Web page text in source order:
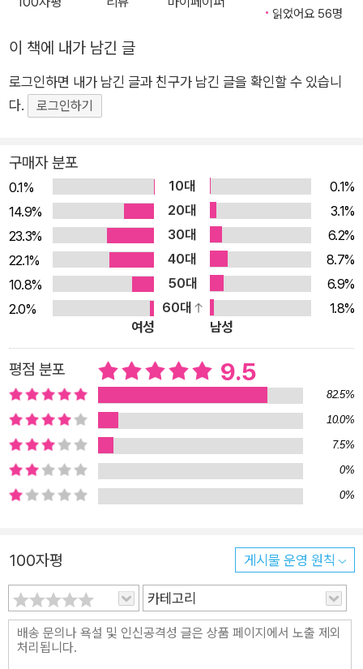
무력하게 무너지지 않는다. 끝내 학살당하지 않는다. 다시 일어선
털고서 함께 행진한다. 《젊은 근희의 행진》은 삶이라는 거대한
바다 위에 표류 중인 우리 모두를, 그리고 우리가 향해야 하는 길
을 비추는 시대의 등대 같은 작품으로 남을 것이다. 먼지 구름이
가라앉으면 보이는 우리의 얼굴은 저마다 다르게 생긴 사람들이
지. 자기 생각을 말하다가 상대를 다치게 하고, 자기도 다치는 사
람들이겠지. 차라리 입을 다물까. 집이든 몸이든 뭐든 그냥 다른
사람들이나 떠들라 하고 우리는 이렇게 아이처럼 장난이나 치며
살까. 하지만 자꾸 울고 싶은 일이 생기는 걸 어쩌나. 어떻게 막을
수가 있나. 시간이 흐르면 또 다른 사건이 우리 가슴에 유성처럼
떨어질 것이고, 그때마다 우리는 서로 소매가 엉킨 채로 함께 걸
어갈 것이다. _〈엉킨 소매〉에서 “한 가지는 알 것 같다. 근희의 행
진은 나의 행진과 명백히 다를 것이란 걸.” 이서수 소설의 특징은
인물 대부분이 주거 불안을 떠안고 있다는 점이다. 이는 비정상적
으로 값이 치솟는 부동산 시장을 둘러싼 시의적 담론의 성격을 띠
고 있기도 하지만 그것에 앞서 그 비정상이 이미 우리의 일상이
되어버렸다는 점에서 그 의미가 크다. 인간 생활의 기본 요소인
의식주 중에서도 가장 비용 부담이 큰 주거 공간. 서울이 고향인
사람에게도, 서울살이를 하러 상경한 사람에게도 ‘자가’ 없이 산
다는 건 밑 빠진 독에 물 붓기와 같다. 그렇게 어느 동네에도 뿌리
살아간다. 〈미조의 시대〉에는 아버지가 평생 모은 재산 5천만 원
으로 엄마와 함께 살 전셋집을 구하는 ‘미조’와 성인 웹툰 어시스
턴트로 일하다 스트레스성 원형탈모가 생긴 ‘수영 언니’가 등장하
고, 〈연희동의 밤〉에는 꿈을 포기하고 현실과 타협해 ‘내일채움족
쇄’를 찬 ‘나’와 끝내 영화를 포기하지 못하고 매일 망한 각본을
읽었어요 56명
이 책에 내가 남긴 글
로그인하면 내가 남긴 글과 친구가 남긴 글을 확인할 수 있습니
다.
로그인하기
구매자 분포
0.1% 10대
0.1%
14.9%
20대
3.1%
23.3%
30대
6.2%
22.1%
40대
8.7%
10.8%
50대
6.9%
2.0%
60대
1.8%
여성
남성
평점 분포 9.5
82.5%
10.0%
7.5%
0%
0%
100자평 게시물 운영 원칙
카테고리